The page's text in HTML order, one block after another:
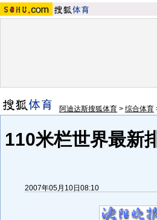
阿迪达斯搜狐体育 > 综合体育
110米栏世界最新
2007年05月10日08:10